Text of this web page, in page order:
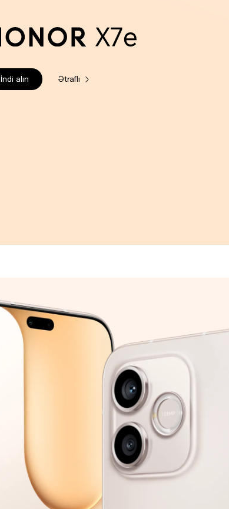
İndi alın Ətraflı